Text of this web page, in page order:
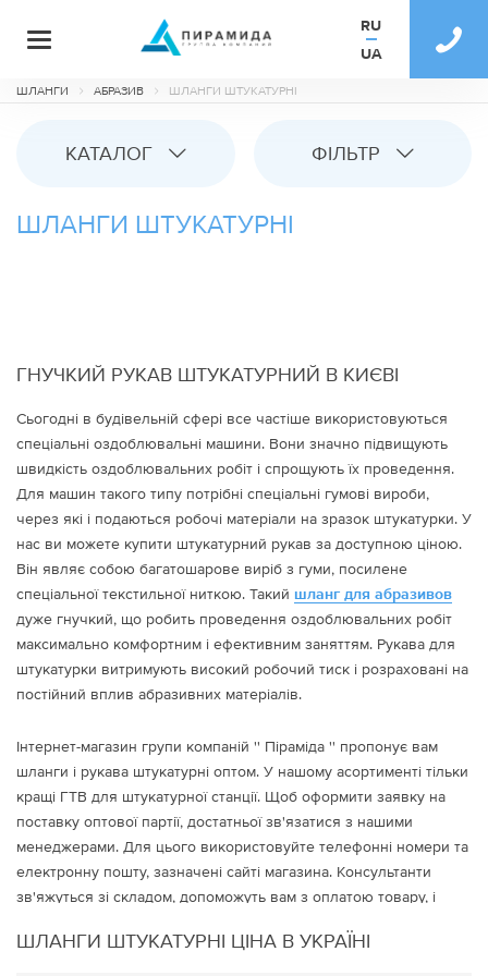
RU
UA
ШЛАНГИ АБРАЗИВ ШЛАНГИ ШТУКАТУРНІ
КАТАЛОГ ФІЛЬТР
ШЛАНГИ ШТУКАТУРНІ
ГНУЧКИЙ РУКАВ ШТУКАТУРНИЙ В КИЄВІ
Сьогодні в будівельній сфері все частіше використовуються
спеціальні оздоблювальні машини. Вони значно підвищують
швидкість оздоблювальних робіт і спрощують їх проведення.
Для машин такого типу потрібні спеціальні гумові вироби,
через які і подаються робочі матеріали на зразок штукатурки. У
нас ви можете купити штукатурний рукав за доступною ціною.
Він являє собою багатошарове виріб з гуми, посилене
спеціальної текстильної ниткою. Такий шланг для абразивов
дуже гнучкий, що робить проведення оздоблювальних робіт
максимально комфортним і ефективним заняттям. Рукава для
штукатурки витримують високий робочий тиск і розраховані на
постійний вплив абразивних матеріалів.
Інтернет-магазин групи компаній '' Піраміда '' пропонує вам
шланги і рукава штукатурні оптом. У нашому асортименті тільки
кращі ГТВ для штукатурної станції. Щоб оформити заявку на
поставку оптової партії, достатньої зв'язатися з нашими
менеджерами. Для цього використовуйте телефонні номери та
електронну пошту, зазначені сайті магазина. Консультанти
зв'яжуться зі складом, допоможуть вам з оплатою товару, і
ШЛАНГИ ШТУКАТУРНІ ЦІНА В УКРАЇНІ